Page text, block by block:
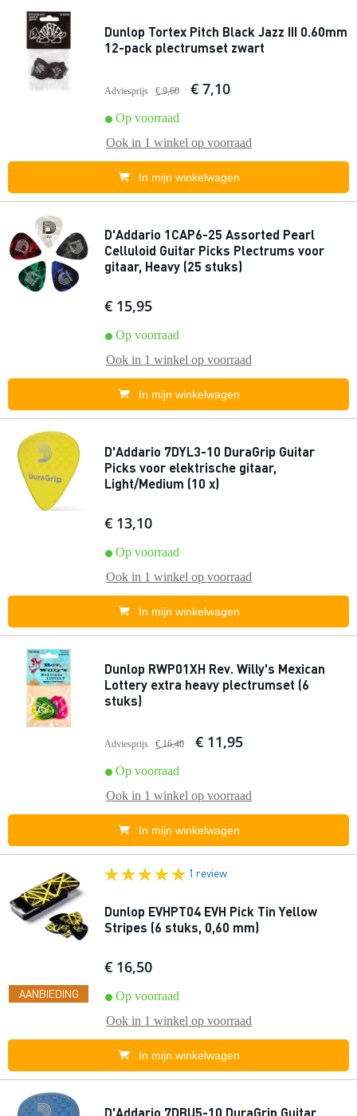
Dunlop Tortex Pitch Black Jazz III 0.60mm
12-pack plectrumset zwart
Adviesprijs € 9,60 € 7,10
Op voorraad
Ook in 1 winkel op voorraad
In mijn winkelwagen
D'Addario 1CAP6-25 Assorted Pearl
Celluloid Guitar Picks Plectrums voor
gitaar, Heavy (25 stuks)
€ 15,95
Op voorraad
Ook in 1 winkel op voorraad
In mijn winkelwagen
D'Addario 7DYL3-10 DuraGrip Guitar
Picks voor elektrische gitaar,
Light/Medium (10 x)
€ 13,10
Op voorraad
Ook in 1 winkel op voorraad
In mijn winkelwagen
Dunlop RWP01XH Rev. Willy's Mexican
Lottery extra heavy plectrumset (6
stuks)
Adviesprijs € 16,40 € 11,95
Op voorraad
Ook in 1 winkel op voorraad
In mijn winkelwagen
AANBIEDING
1 review
Dunlop EVHPT04 EVH Pick Tin Yellow
Stripes (6 stuks, 0,60 mm)
€ 16,50
Op voorraad
Ook in 1 winkel op voorraad
In mijn winkelwagen
D'Addario 7DBU5-10 DuraGrip Guitar